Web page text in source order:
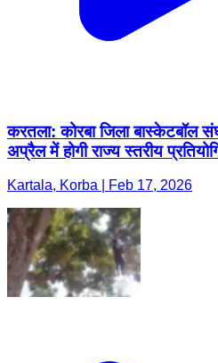
करतला: कोरबा जिला बास्केटबॉल
अप्रैल में होगी राज्य स्तरीय
Kartala, Korba | Feb 17, 2026